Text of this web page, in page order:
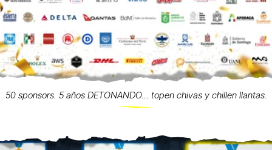
50 sponsors. 5 años DETONANDO... topen chivas y chillen llantas.